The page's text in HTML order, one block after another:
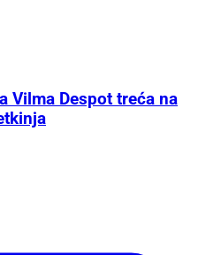
Vilma Despot treća na